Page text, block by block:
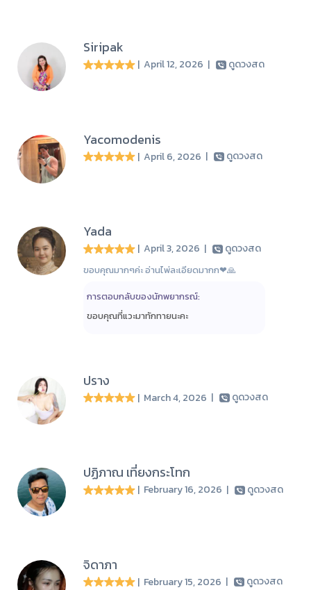
Siripak
| April 12, 2026 | ดูดวงสด
Yacomodenis
| April 6, 2026 | ดูดวงสด
Yada
| April 3, 2026 | ดูดวงสด
ขอบคุณมากๆค่ะ อ่านไพ่ละเอียดมากก❤🙏
การตอบกลับของนักพยากรณ์:
ขอบคุณที่แวะมาทักทายนะคะ
ปราง
| March 4, 2026 | ดูดวงสด
ปฏิภาณ เที่ยงกระโทก
| February 16, 2026 | ดูดวงสด
จิดาภา
| February 15, 2026 | ดูดวงสด